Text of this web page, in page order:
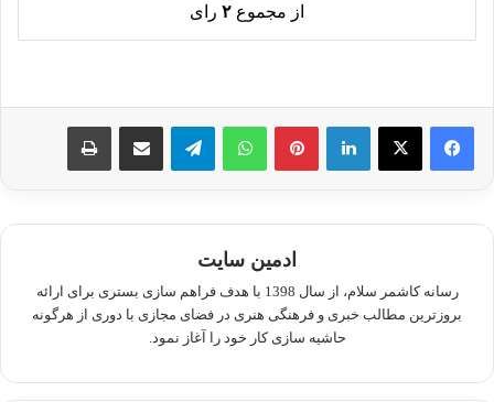
از مجموع ۲ رای
لینکدین پینترستواتس آپ تلگرام اشتراک گذاری از طریق ایمیل چاپ
ادمین سایت
رسانه کاشمر سلام، از سال 1398 با هدف فراهم سازی بستری برای ارائه
بروزترین مطالب خبری و فرهنگی هنری در فضای مجازی با دوری از هرگونه
حاشیه سازی کار خود را آغاز نمود.